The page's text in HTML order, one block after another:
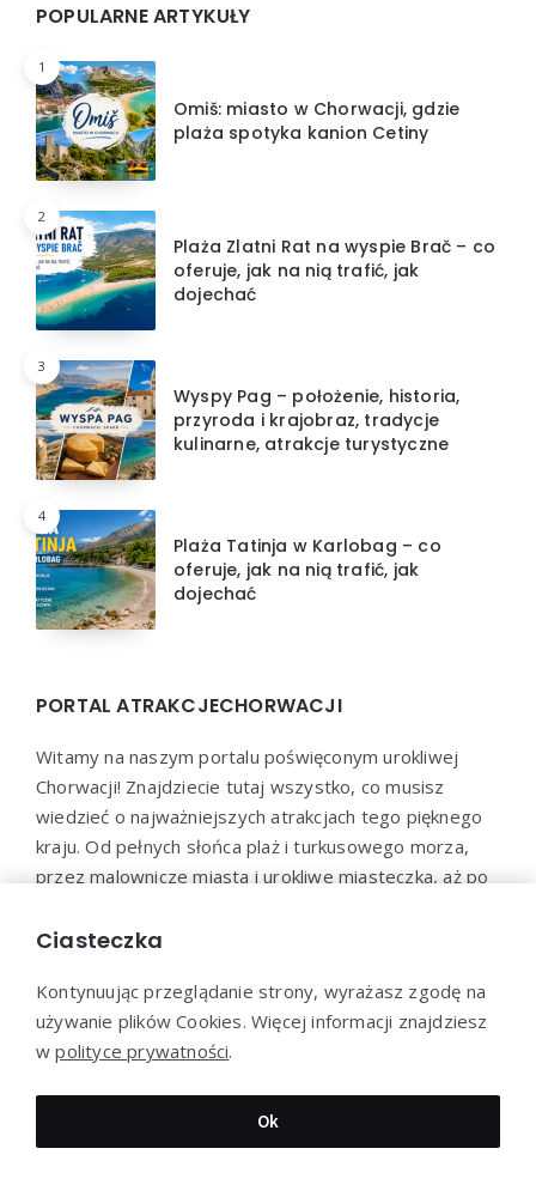
POPULARNE ARTYKUŁY
1
Omiš: miasto w Chorwacji, gdzie
plaża spotyka kanion Cetiny
2
Plaża Zlatni Rat na wyspie Brač – co
oferuje, jak na nią trafić, jak
dojechać
3
Wyspy Pag – położenie, historia,
przyroda i krajobraz, tradycje
kulinarne, atrakcje turystyczne
4
Plaża Tatinja w Karlobag – co
oferuje, jak na nią trafić, jak
dojechać
PORTAL ATRAKCJECHORWACJI
Witamy na naszym portalu poświęconym urokliwej
Chorwacji! Znajdziecie tutaj wszystko, co musisz
wiedzieć o najważniejszych atrakcjach tego pięknego
kraju. Od pełnych słońca plaż i turkusowego morza,
przez malownicze miasta i urokliwe miasteczka, aż po
przewodnikiem dla każdego, kto pragnie odkryć
Dziękujemy za wizytę - AtrakcjeChorwacji.pl © 2023
Ciasteczka
Kontynuując przeglądanie strony, wyrażasz zgodę na
używanie plików Cookies. Więcej informacji znajdziesz
wpolityce prywatności.
Ok